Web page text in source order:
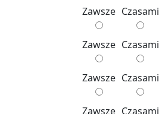
Przelicz sobie
stres
Psycholog
Za­wsze Cza­sa­mi
Za­wsze Cza­sa­mi
Za­wsze Cza­sa­mi
Za­wsze Cza­sa­mi